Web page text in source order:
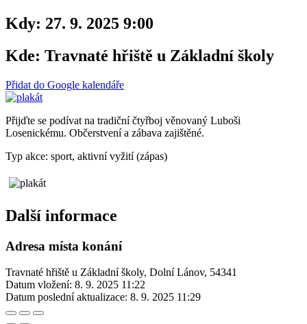
Kdy: 27. 9. 2025 9:00
Kde: Travnaté hřiště u Základní školy
Přidat do Google kalendáře
Přijďte se podívat na tradiční čtyřboj věnovaný Luboši
Losenickému. Občerstvení a zábava zajištěné.
Typ akce: sport, aktivní vyžití (zápas)
Další informace
Adresa místa konání
Travnaté hřiště u Základní školy, Dolní Lánov, 54341
Datum vložení: 8. 9. 2025 11:22
Datum poslední aktualizace: 8. 9. 2025 11:29